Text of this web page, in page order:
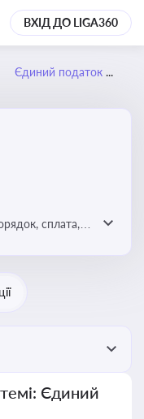
ВХІД ДО LIGA360
Єдиний податок
сплата,
Єдиний